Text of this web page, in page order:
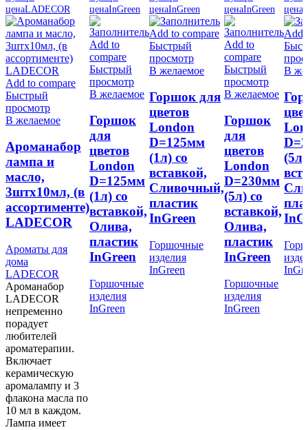
ценаLADECOR
Add to compare
Быстрый
просмотр
В желаемое
Ароманабор
лампа и
масло,
3штx10мл, (в
ассортименте)
LADECOR
Ароматы для
дома
LADECOR
Ароманабор
LADECOR
непременно
порадует
любителей
ароматерапии.
Включает
керамическую
аромалампу и 3
флакона масла по
10 мл в каждом.
Лампа имеет
ценаInGreen
Add to
compare
Быстрый
просмотр
В желаемое
Горшок
для
цветов
London
D=125мм
(1л) со
вставкой,
Олива,
пластик
InGreen
Горшочные
изделия
InGreen
ценаInGreen
Add to compare
Быстрый
просмотр
В желаемое
Горшок для
цветов
London
D=125мм
(1л) со
вставкой,
Сливочный,
пластик
InGreen
Горшочные
изделия
InGreen
ценаInGreen
Add to
compare
Быстрый
просмотр
В желаемое
Горшок
для
цветов
London
D=230мм
(5л) со
вставкой,
Олива,
пластик
InGreen
Горшочные
изделия
InGreen
цена
Add
В